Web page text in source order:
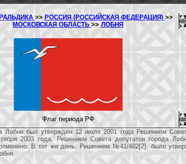
>> РОССИЯ (РОССИЙСКАЯ ФЕДЕРАЦИЯ) >>
МОСКОВСКАЯ ОБЛАСТЬ >> ЛОБНЯ
Флаг периода РФ
Лобни был утверждён 12 июля 2001 года Решением
2003 года, Решением Совета депутатов города
В тот же день, Решением №41/482[2], было